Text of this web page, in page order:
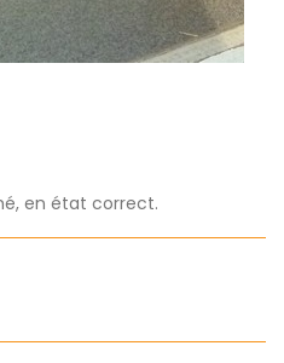
en état correct.